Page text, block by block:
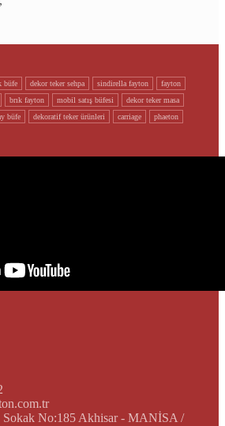
büfe dekor teker sehpa si̇ndi̇rella fayton
fayton
brik fayton mobi̇l satiş büfesi̇
dekor teker masa
büfe dekorati̇f teker ürünleri carriage phaeton
Sokak No:185 Akhisar - MANİSA /